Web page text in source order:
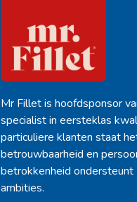
Mr Fillet is hoofdsponsor
specialist in eersteklas
particuliere klanten staat
betrouwbaarheid en
betrokkenheid
ambities.